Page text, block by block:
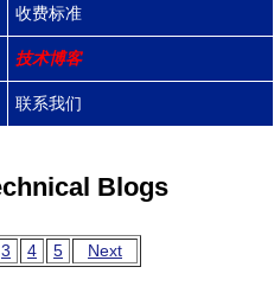
收费标准
技术博客
联系我们
Blogs
3 4 5 Next